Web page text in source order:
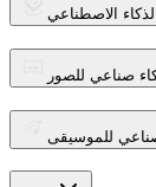
الاصطناعي
صناعي للصور
للموسيقى